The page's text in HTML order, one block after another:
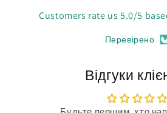
Customers rate us 5.0/5
Перевірено
Відгуки